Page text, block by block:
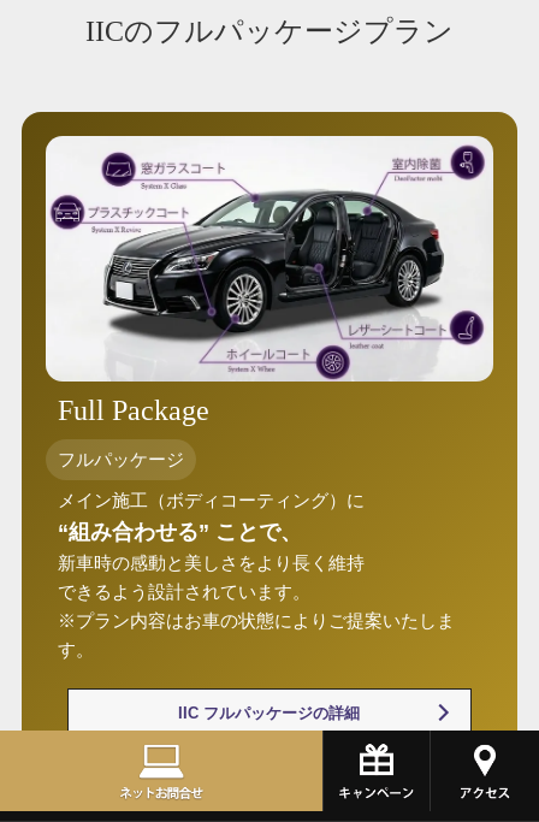
IICのフルパッケージプラン
Full Package
フルパッケージ
メイン施工（ボディコーティング）に
“組み合わせる” ことで、
新車時の感動と美しさをより長く維持
できるよう設計されています。
※プラン内容はお車の状態によりご提案いたしま
す。
IIC フルパッケージの詳細